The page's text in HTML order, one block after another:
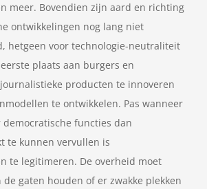
meer. Bovendien zijn aard en richting
ontwikkelingen nog lang niet
hetgeen voor technologie-neutraliteit
plaats aan burgers en
producten te innoveren
te ontwikkelen. Pas wanneer
functies dan
te kunnen vervullen is
te legitimeren. De overheid moet
gaten houden of er zwakke plekken